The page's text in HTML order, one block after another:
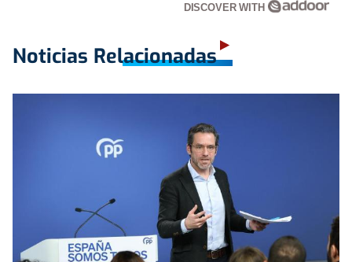
DISCOVER WITH
Noticias Relacionadas